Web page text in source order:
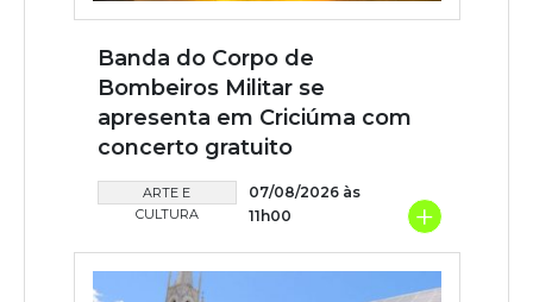
Banda do Corpo de
Bombeiros Militar se
apresenta em Criciúma com
concerto gratuito
ARTE E
CULTURA
07/08/2026 às
11h00
+